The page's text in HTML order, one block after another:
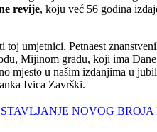
revije, koju već 56 godina
umjetnici. Petnaest
Mijinom gradu, koji ima
mjesto u našim izdanjima u
Ivica Završki.